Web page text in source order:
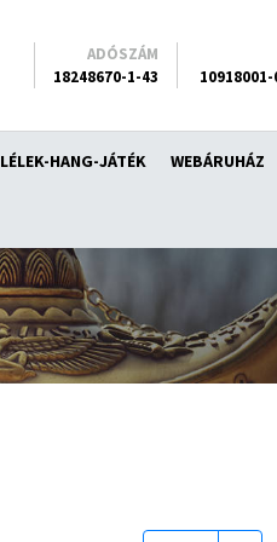
LÉLEK-HANG-JÁTÉK WEBÁRUHÁZ
ADÓSZÁM
18248670-1-43